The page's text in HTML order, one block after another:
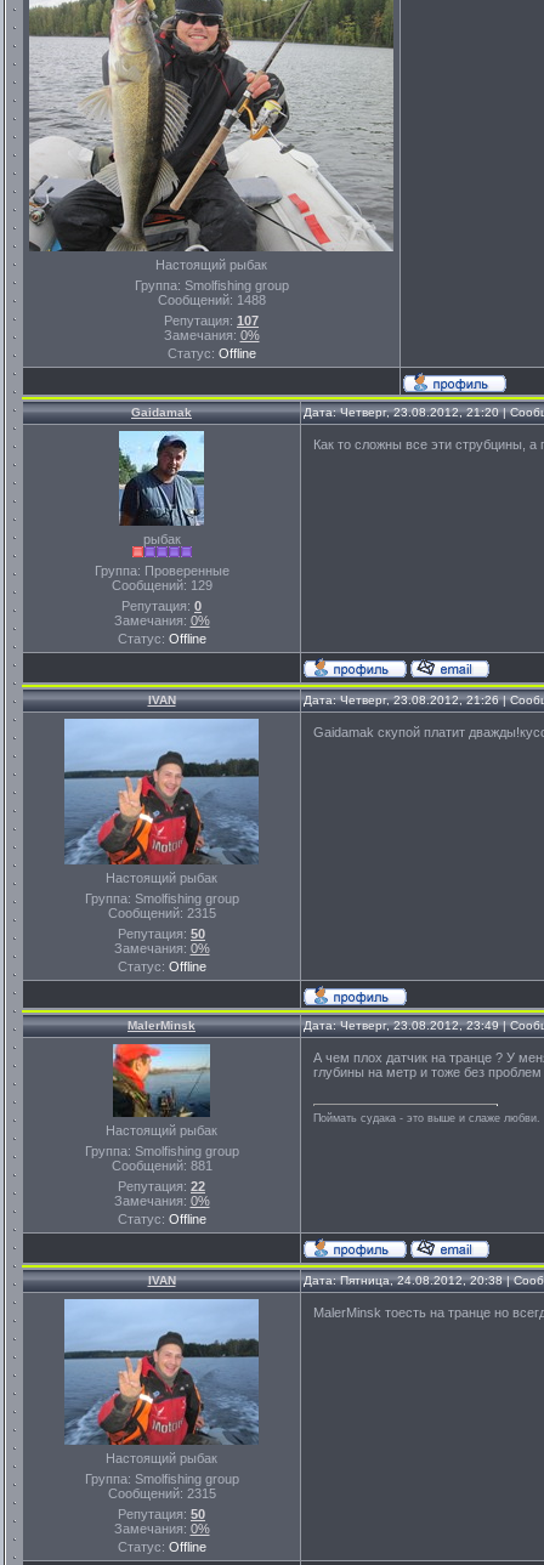
Настоящий рыбак
Группа: Smolfishing group
Сообщений: 1488
Репутация: 107
Замечания: 0%
Статус: Offline
Gaidamak Дата: Четверг, 23.08.2012, 21:20 |
рыбак
Группа: Проверенные
Сообщений: 129
Репутация: 0
Замечания: 0%
Статус: Offline
Как то сложны все эти струбцины,
IVAN Дата: Четверг, 23.08.2012, 21:26 |
Настоящий рыбак
Группа: Smolfishing group
Сообщений: 2315
Репутация: 50
Замечания: 0%
Статус: Offline
Gaidamak скупой платит
MalerMinsk Дата: Четверг, 23.08.2012, 23:49 |
Настоящий рыбак
Группа: Smolfishing group
Сообщений: 881
Репутация: 22
Замечания: 0%
Статус: Offline
А чем плох датчик на транце ? У
глубины на метр и тоже без проблем
Поймать судака - это выше и слаже
IVAN Дата: Пятница, 24.08.2012, 20:38 |
Настоящий рыбак
Группа: Smolfishing group
Сообщений: 2315
Репутация: 50
Замечания: 0%
Статус: Offline
MalerMinsk тоесть на транце но